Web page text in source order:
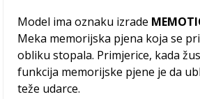
Model ima oznaku izrade
Meka memorijska pjena koja se
obliku stopala. Primjerice, kada
funkcija memorijske pjene je da
teže udarce.